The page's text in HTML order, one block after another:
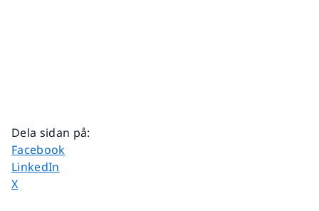
Dela sidan på:
Dela sidan på
Facebook
Dela sidan på
LinkedIn
Dela sidan på
X